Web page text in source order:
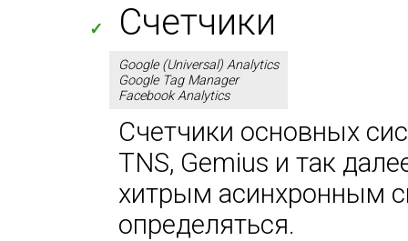
✓ Счетчики
Google (Universal) Analytics
Google Tag Manager
Facebook Analytics
Счетчики основных
TNS, Gemius и так
хитрым асинхронным
определяться.